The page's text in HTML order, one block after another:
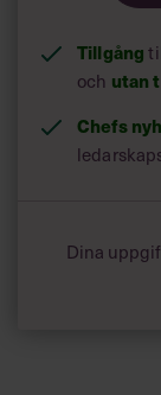
Tillgång
och utan
Chefs
Dina